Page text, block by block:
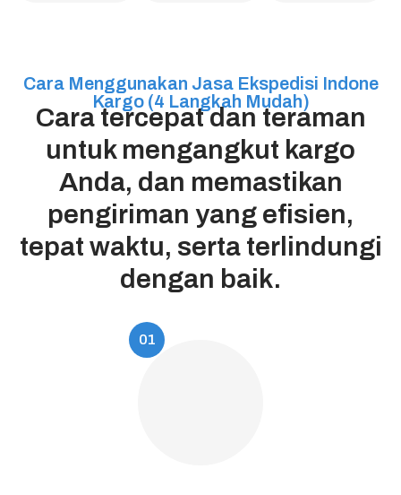
Cara Menggunakan Jasa Ekspedisi Indone
Kargo (4 Langkah Mudah)
Cara tercepat dan teraman
untuk mengangkut kargo
Anda, dan memastikan
pengiriman yang efisien,
tepat waktu, serta terlindungi
dengan baik.
01